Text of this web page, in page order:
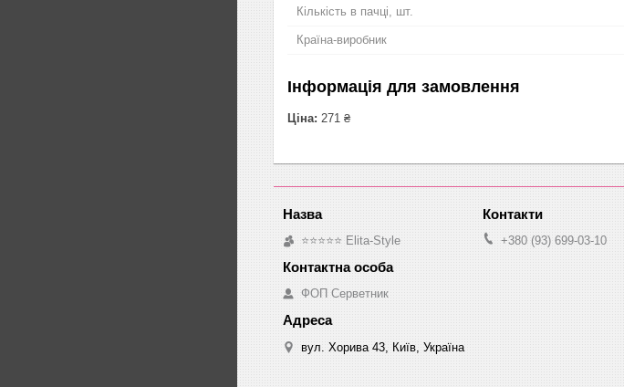
Кількість в пачці, шт.
Країна-виробник
Інформація для замовлення
Ціна: 271 ₴
⭐⭐⭐⭐⭐ Elita-Style
ФОП Серветник
вул. Хорива 43, Київ, Україна
+380 (93) 699-03-10